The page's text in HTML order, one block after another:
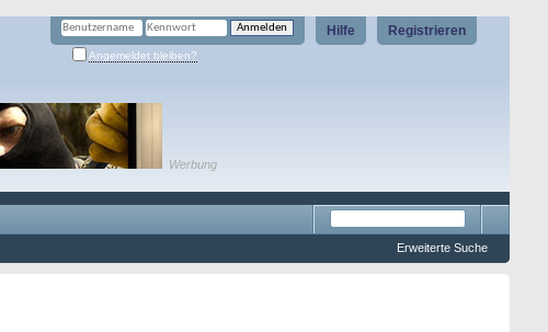
Registrieren
Hilfe
Angemeldet bleiben?
Werbung
Erweiterte Suche